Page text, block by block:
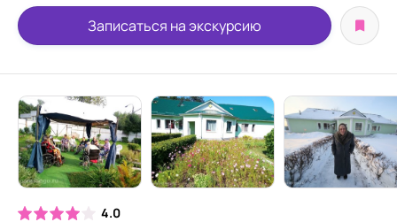
Записаться на экскурсию
4.0